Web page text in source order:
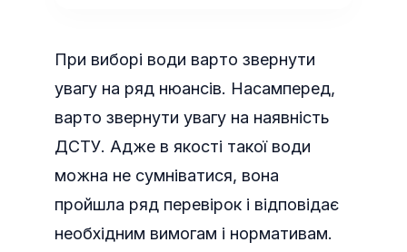
При виборі води варто звернути
увагу на ряд нюансів. Насамперед,
варто звернути увагу на наявність
ДСТУ. Адже в якості такої води
можна не сумніватися, вона
пройшла ряд перевірок і відповідає
необхідним вимогам і нормативам.